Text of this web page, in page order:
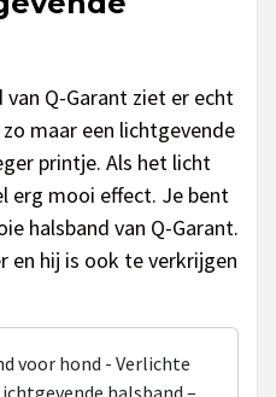
van Q-Garant ziet er echt
maar een lichtgevende
printje. Als het licht
erg mooi effect. Je bent
halsband van Q-Garant.
en hij is ook te verkrijgen
voor hond - Verlichte